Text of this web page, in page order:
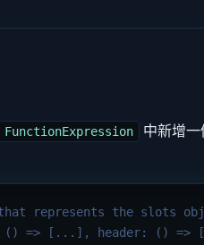
FunctionExpression
中新增
represents the slots
() => [...], header: ()